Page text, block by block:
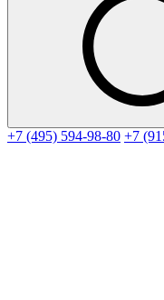
+7 (495) 594-98-80 +7